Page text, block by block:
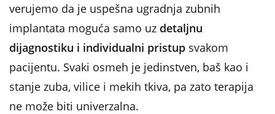
verujemo da je uspešna ugradnja zubnih
implantata moguća samo uz detaljnu
dijagnostiku i individualni pristup svakom
pacijentu. Svaki osmeh je jedinstven, baš kao i
stanje zuba, vilice i mekih tkiva, pa zato terapija
ne može biti univerzalna.